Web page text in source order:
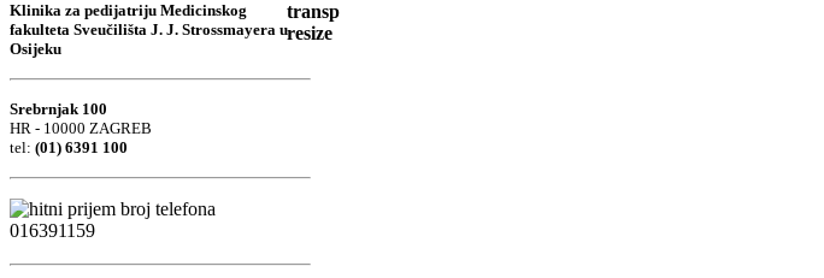
Klinika za pedijatriju Medicinskog
fakulteta Sveučilišta J. J. Strossmayera u
Osijeku
Srebrnjak 100
HR - 10000 ZAGREB
tel: (01) 6391 100